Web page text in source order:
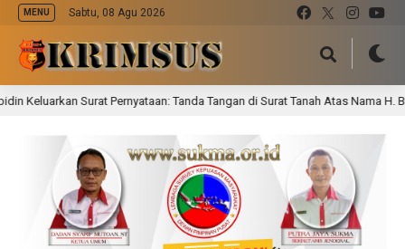
MENU Sabtu, 08 Agu 2026
Pernyataan: Tanda Tangan di Surat Tanah Atas Nama H. Badu